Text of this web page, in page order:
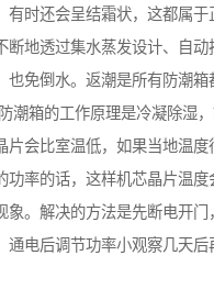
有时还会呈结霜状，这都属于
断地透过集水蒸发设计、自动
也免倒水。返潮是所有防潮箱
潮箱的工作原理是冷凝除湿
片会比室温低，如果当地温度
功率的话，这样机芯晶片温度
象。解决的方法是先断电开门
通电后调节功率小观察几天后